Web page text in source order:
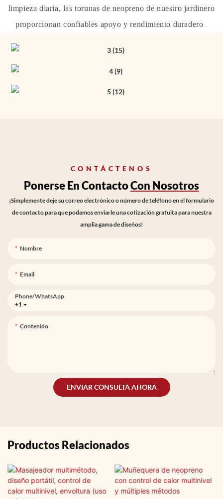
limpieza diaria, las torunas de neopreno de nuestro jardinero
proporcionan confiables apoyo y rendimiento duradero
CONTÁCTENOS
Ponerse En ContactoCon Nosotros
¡Simplemente deje su correo electrónico o número de teléfono en el formulario
de contacto para que podamos enviarle una cotización gratuita para nuestra
amplia gama de diseños!
Nombre
Email
+1
Phone/whatsApp
Contenido
ENVIAR CONSULTA AHORA
Productos Relacionados